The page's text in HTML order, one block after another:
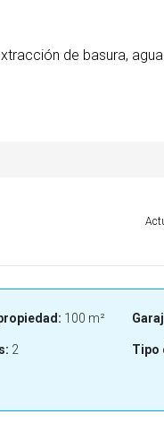
de basura,
100 m²
2 Tipo